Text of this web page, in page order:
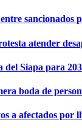
sancionados
atender
del Siapa para
boda de
a afectados por